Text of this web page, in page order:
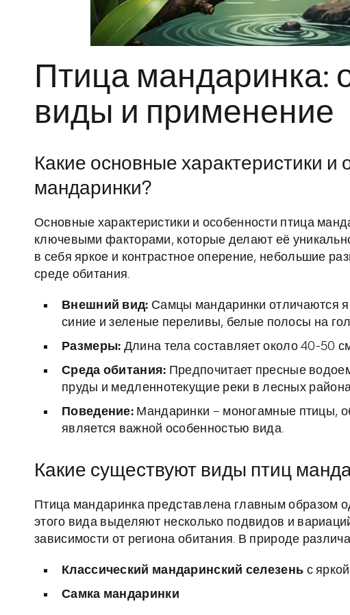
Птица мандаринка:
виды и применение
Какие основные характеристики и
мандаринки?
Основные характеристики и особенности птица
ключевыми факторами, которые делают её
в себя яркое и контрастное оперение, небольшие
среде обитания.
Внешний вид: Самцы мандаринки отличаются
синие и зеленые переливы, белые полосы на
Размеры: Длина тела составляет около 40-50
Среда обитания: Предпочитает пресные
пруды и медленнотекущие реки в лесных
Поведение: Мандаринки – моногамные птицы,
является важной особенностью вида.
Какие существуют виды птиц
Птица мандаринка представлена главным образом
этого вида выделяют несколько подвидов и
зависимости от региона обитания. В природе
Классический мандаринский селезень с
Самка мандаринки